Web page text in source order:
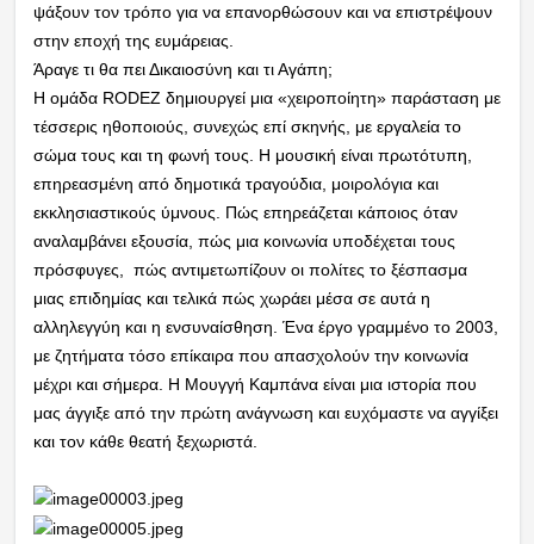
ψάξουν τον τρόπο για να επανορθώσουν και να επιστρέψουν
στην εποχή της ευμάρειας.
Άραγε τι θα πει Δικαιοσύνη και τι Αγάπη;
Η ομάδα RODEZ δημιουργεί μια «χειροποίητη» παράσταση με
τέσσερις ηθοποιούς, συνεχώς επί σκηνής, με εργαλεία το
σώμα τους και τη φωνή τους. Η μουσική είναι πρωτότυπη,
επηρεασμένη από δημοτικά τραγούδια, μοιρολόγια και
εκκλησιαστικούς ύμνους. Πώς επηρεάζεται κάποιος όταν
αναλαμβάνει εξουσία, πώς μια κοινωνία υποδέχεται τους
πρόσφυγες, πώς αντιμετωπίζουν οι πολίτες το ξέσπασμα
μιας επιδημίας και τελικά πώς χωράει μέσα σε αυτά η
αλληλεγγύη και η ενσυναίσθηση. Ένα έργο γραμμένο το 2003,
με ζητήματα τόσο επίκαιρα που απασχολούν την κοινωνία
μέχρι και σήμερα. Η Μουγγή Καμπάνα είναι μια ιστορία που
μας άγγιξε από την πρώτη ανάγνωση και ευχόμαστε να αγγίξει
και τον κάθε θεατή ξεχωριστά.